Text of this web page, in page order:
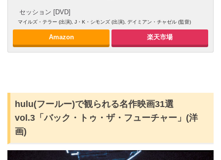
セッション [DVD]
マイルズ・テラー (出演), J・K・シモンズ (出演), デイミアン・チャゼル (監督)
Amazon 楽天市場
hulu(フールー)で観られる名作映画31選
vol.3「バック・トゥ・ザ・フューチャー」(洋
画)